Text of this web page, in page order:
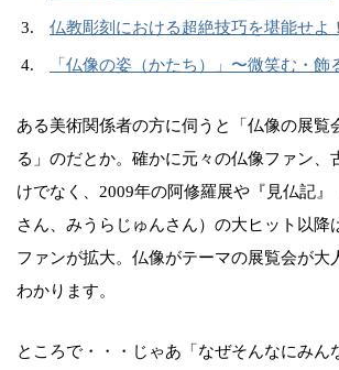
仏教彫刻における超絶技巧を堪能せよ！
「仏像の姿（かたち）」〜微笑む・飾
ある美術関係者の方に伺うと「仏像の展覧
る」のだとか。確かに元々の仏像ファン、
けでなく、2009年の阿修羅展や『見仏記』
さん、みうらじゅんさん）の大ヒット以降
ファンが拡大。仏像がテーマの展覧会が大
わかります。
ところで・・・じゃあ「なぜそんなにみん